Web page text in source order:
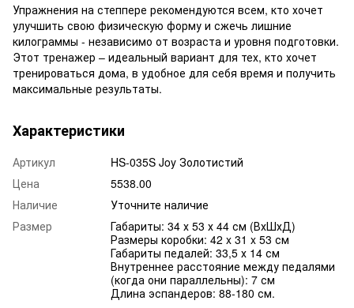
Упражнения на степпере рекомендуются всем, кто хочет
улучшить свою физическую форму и сжечь лишние
килограммы - независимо от возраста и уровня подготовки.
Этот тренажер – идеальный вариант для тех, кто хочет
тренироваться дома, в удобное для себя время и получить
максимальные результаты.
Характеристики
Артикул
HS-035S Joy Золотистий
Цена
5538.00
Наличие
Уточните наличие
Размер
Габариты: 34 х 53 х 44 см (ВхШхД)
Размеры коробки: 42 x 31 x 53 см
Габариты педалей: 33,5 х 14 см
Внутреннее расстояние между педалями
(когда они параллельны): 7 см
Длина эспандеров: 88-180 см.